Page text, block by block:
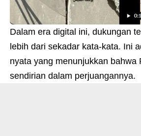
Dalam era digital ini, dukungan
lebih dari sekadar kata-kata. Ini
nyata yang menunjukkan bahwa
sendirian dalam perjuangannya.